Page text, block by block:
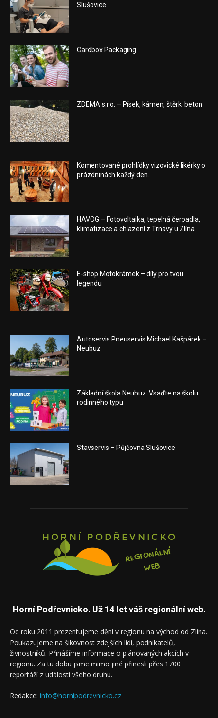
Slušovice
Cardbox Packaging
ZDEMA s.r.o. – Písek, kámen, štěrk, beton
Komentované prohlídky vizovické likérky o
prázdninách každý den.
HAVOG – Fotovoltaika, tepelná čerpadla,
klimatizace a chlazení z Trnavy u Zlína
E-shop Motokrámek – díly pro tvou
legendu
Autoservis Pneuservis Michael Kašpárek –
Neubuz
Základní škola Neubuz. Vsaďte na školu
rodinného typu
Stavservis – Půjčovna Slušovice
Horní Podřevnicko. Už 14 let váš regionální web.
Od roku 2011 prezentujeme dění v regionu na východ od Zlína.
Poukazujeme na šikovnost zdejších lidí, podnikatelů,
živnostníků. Přinášíme informace o plánovaných akcích v
regionu. Za tu dobu jsme mimo jiné přinesli přes 1700
reportáží z událostí všeho druhu.
Redakce: info@hornipodrevnicko.cz